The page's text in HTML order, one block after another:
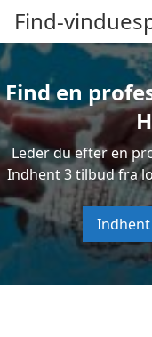
Find-
Find en
Leder du efter en
Indhent 3 tilbud fra